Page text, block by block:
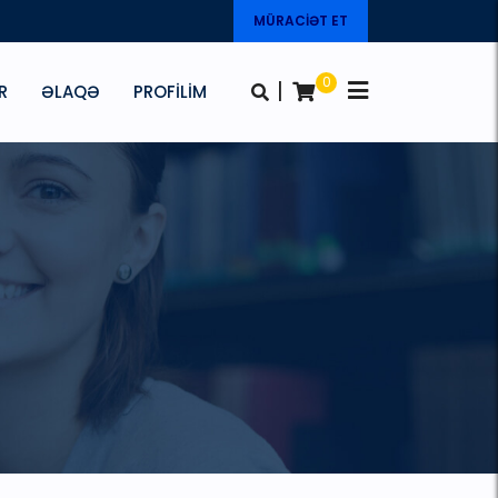
MÜRACİƏT ET
0
|
ƏLAQƏ PROFILIM